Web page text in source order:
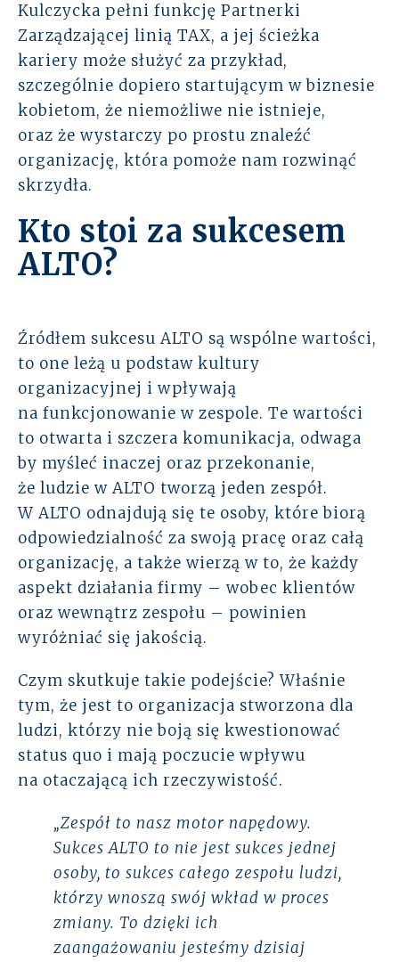
Kulczycka pełni funkcję Partnerki
Zarządzającej linią TAX, a jej ścieżka
kariery może służyć za przykład,
szczególnie dopiero startującym w biznesie
kobietom, że niemożliwe nie istnieje,
oraz że wystarczy po prostu znaleźć
organizację, która pomoże nam rozwinąć
skrzydła.
Kto stoi za sukcesem
ALTO?
Źródłem sukcesu ALTO są wspólne wartości,
to one leżą u podstaw kultury
organizacyjnej i wpływają
na funkcjonowanie w zespole. Te wartości
to otwarta i szczera komunikacja, odwaga
by myśleć inaczej oraz przekonanie,
że ludzie w ALTO tworzą jeden zespół.
W ALTO odnajdują się te osoby, które biorą
odpowiedzialność za swoją pracę oraz całą
organizację, a także wierzą w to, że każdy
aspekt działania firmy – wobec klientów
oraz wewnątrz zespołu – powinien
wyróżniać się jakością.
Czym skutkuje takie podejście? Właśnie
tym, że jest to organizacja stworzona dla
ludzi, którzy nie boją się kwestionować
status quo i mają poczucie wpływu
na otaczającą ich rzeczywistość.
„Zespół to nasz motor napędowy.
Sukces ALTO to nie jest sukces jednej
osoby, to sukces całego zespołu ludzi,
którzy wnoszą swój wkład w proces
zmiany. To dzięki ich
zaangażowaniu jesteśmy dzisiaj